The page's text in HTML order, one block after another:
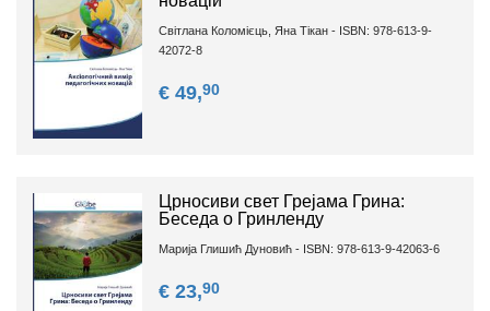
Світлана Коломієць, Яна Тікан - ISBN: 978-613-9-
42072-8
€ 49,90
Црносиви свет Грејама Грина:
Беседа о Гринленду
Марија Глишић Дуновић - ISBN: 978-613-9-42063-6
€ 23,90